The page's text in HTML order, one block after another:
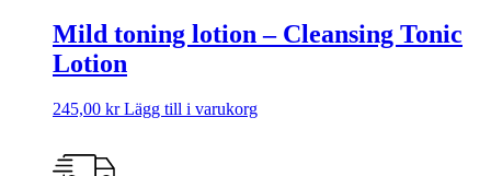
Mild toning lotion – Cleansing Tonic
Lotion
245,00 kr Lägg till i varukorg